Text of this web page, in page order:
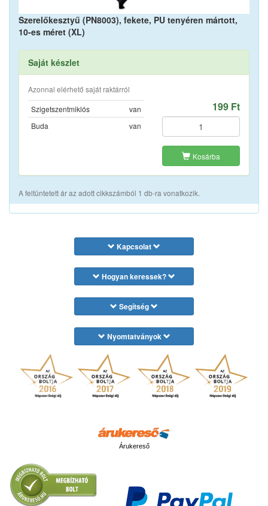
Szerelőkesztyű (PN8003), fekete, PU tenyéren mártott,
10-es méret (XL)
Saját készlet
Azonnal elérhető saját raktárról
Szigetszentmiklós
van
Buda
van
199 Ft
Kosárba
A feltüntetett ár az adott cikkszámból 1 db-ra vonatkozik.
Kapcsolat
Hogyan keressek?
Segítség
Nyomtatványok
Árukereső